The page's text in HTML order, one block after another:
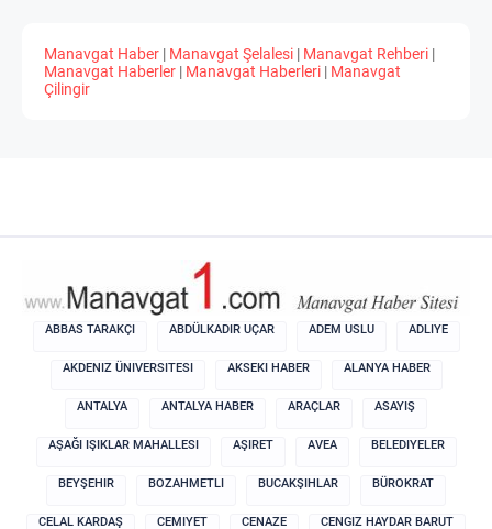
Manavgat Haber | Manavgat Şelalesi | Manavgat Rehberi |
Manavgat Haberler | Manavgat Haberleri | Manavgat
Çilingir
ABBAS TARAKÇI ABDÜLKADIR UÇAR ADEM USLU ADLIYE
AKDENIZ ÜNIVERSITESI AKSEKI HABER ALANYA HABER
ANTALYA ANTALYA HABER ARAÇLAR ASAYIŞ
AŞAĞI IŞIKLAR MAHALLESI AŞIRET AVEA BELEDIYELER
BEYŞEHIR BOZAHMETLI BUCAKŞIHLAR BÜROKRAT
CELAL KARDAŞ CEMIYET CENAZE CENGIZ HAYDAR BARUT